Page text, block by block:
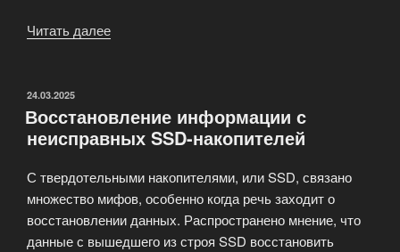
Читать далее
ОПУБЛИКОВАНО
24.03.2025
Восстановление информации с
неисправных SSD-накопителей
С твердотельными накопителями, или SSD, связано
множество мифов, особенно когда речь заходит о
восстановлении данных. Распространено мнение, что
данные с вышедшего из строя SSD восстановить